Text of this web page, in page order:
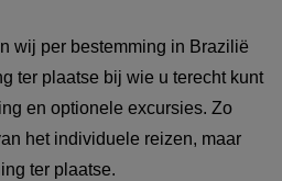
wij per bestemming in Brazilië
ter plaatse bij wie u terecht kunt
en optionele excursies. Zo
het individuele reizen, maar
ter plaatse.